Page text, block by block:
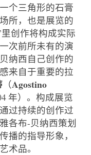
个三角形的石膏
所，也是展览的
创作将构成实际
次前所未有的演
纳西自己创作的
来自于重要的拉
（Agostino
年）。构成展览
过持续的创作过
各布-贝纳西策划
播的指导形象，
术品。